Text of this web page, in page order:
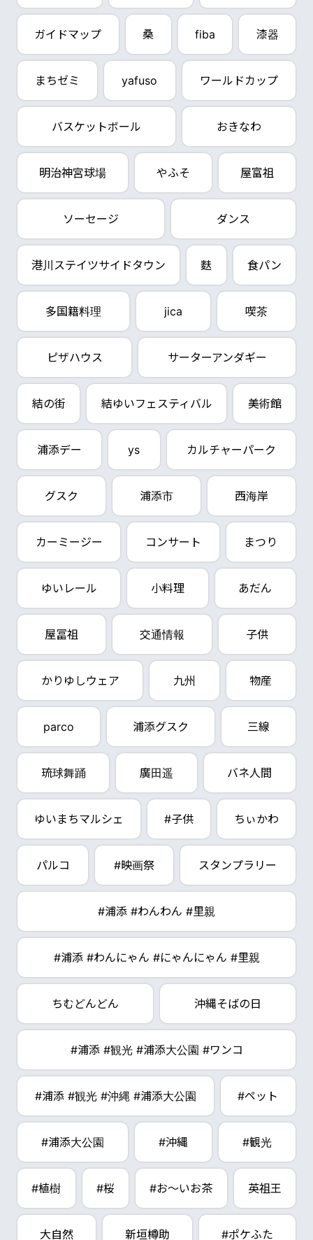
ガイドマップ 桑 fiba 漆器
まちゼミ yafuso ワールドカップ
バスケットボール おきなわ
明治神宮球場 やふそ 屋富祖
ソーセージ ダンス
港川ステイツサイドタウン 麩 食パン
多国籍料理 jica 喫茶
ピザハウス サーターアンダギー
結の街 結ゆいフェスティバル 美術館
浦添デー ys カルチャーパーク
グスク 浦添市 西海岸
カーミージー コンサート まつり
ゆいレール 小料理 あだん
屋冨祖 交通情報 子供
かりゆしウェア 九州 物産
parco 浦添グスク 三線
琉球舞踊 廣田遥 バネ人間
ゆいまちマルシェ #子供 ちぃかわ
パルコ #映画祭 スタンプラリー
#浦添 #わんわん #里親
#浦添 #わんにゃん #にゃんにゃん #里親
ちむどんどん 沖縄そばの日
#浦添 #観光 #浦添大公園 #ワンコ
#浦添 #観光 #沖縄 #浦添大公園 #ペット
#浦添大公園 #沖縄 #観光
#植樹 #桜 #お～いお茶 英祖王
大自然 新垣樽助 #ポケふた